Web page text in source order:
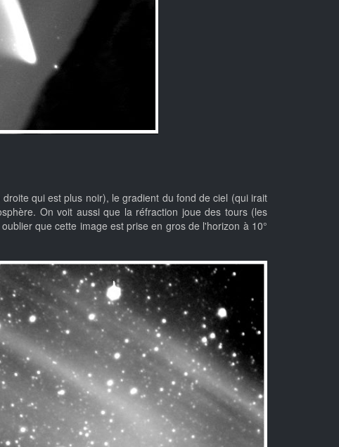
qui est plus noir), le gradient du fond de ciel (qui irait
On voit aussi que la réfraction joue des tours (les
que cette image est prise en gros de l'horizon à 10°